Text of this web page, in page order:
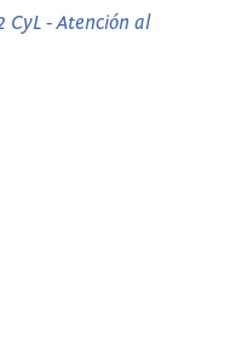
CyL - Atención al